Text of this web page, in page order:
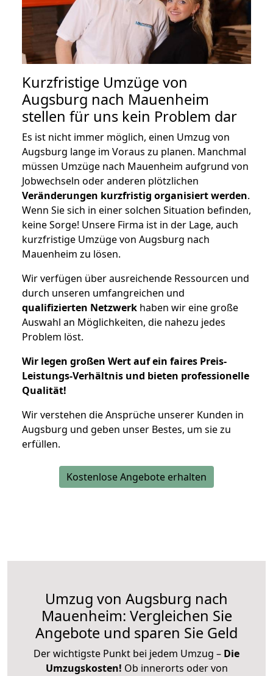
Kurzfristige Umzüge von
Augsburg nach Mauenheim
stellen für uns kein Problem dar
Es ist nicht immer möglich, einen Umzug von
Augsburg lange im Voraus zu planen. Manchmal
müssen Umzüge nach Mauenheim aufgrund von
Jobwechseln oder anderen plötzlichen
Veränderungen kurzfristig organisiert werden.
Wenn Sie sich in einer solchen Situation befinden,
keine Sorge! Unsere Firma ist in der Lage, auch
kurzfristige Umzüge von Augsburg nach
Mauenheim zu lösen.
Wir verfügen über ausreichende Ressourcen und
durch unseren umfangreichen und
qualifizierten Netzwerk haben wir eine große
Auswahl an Möglichkeiten, die nahezu jedes
Problem löst.
Wir legen großen Wert auf ein faires Preis-
Leistungs-Verhältnis und bieten professionelle
Qualität!
Wir verstehen die Ansprüche unserer Kunden in
Augsburg und geben unser Bestes, um sie zu
erfüllen.
Kostenlose Angebote erhalten
Umzug von Augsburg nach
Mauenheim: Vergleichen Sie
Angebote und sparen Sie Geld
Der wichtigste Punkt bei jedem Umzug – Die
Umzugskosten! Ob innerorts oder von